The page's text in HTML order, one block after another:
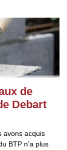
de
Debart
avons acquis
BTP n’a plus